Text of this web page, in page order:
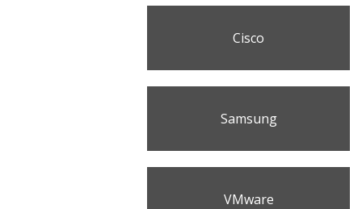
Cisco
Samsung
VMware